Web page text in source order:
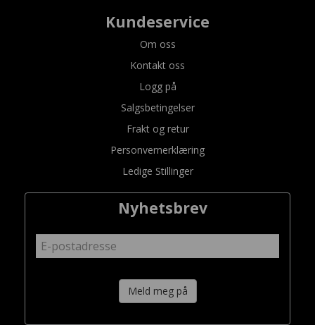
Kundeservice
Om oss
Kontakt oss
Logg på
Salgsbetingelser
Frakt og retur
Personvernerklæring
Ledige Stillinger
Nyhetsbrev
Meld meg på